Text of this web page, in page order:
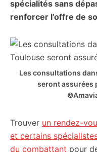
spécialités sans
renforcer l’offre de
Les consultations
seront assurées
Trouver un rendez-
et certains
du combattant pour